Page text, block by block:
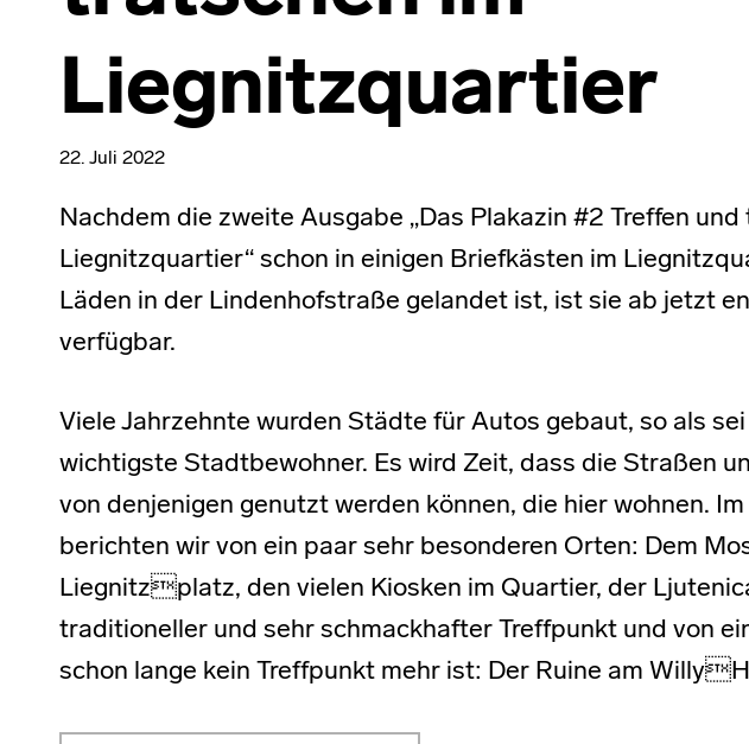
Liegnitzquartier
22. Juli 2022
Nachdem die zweite Ausgabe „Das Plakazin #2 Treffen
Liegnitzquartier“ schon in einigen Briefkästen im
Läden in der Lindenhofstraße gelandet ist, ist sie ab jetzt
verfügbar.
Viele Jahrzehnte wurden Städte für Autos gebaut, so als
wichtigste Stadtbewohner. Es wird Zeit, dass die Straßen
von denjenigen genutzt werden können, die hier wohnen. Im
berichten wir von ein paar sehr besonderen Orten: Dem
Liegnitzplatz, den vielen Kiosken im Quartier, der
traditioneller und sehr schmackhafter Treffpunkt und von
schon lange kein Treffpunkt mehr ist: Der Ruine am